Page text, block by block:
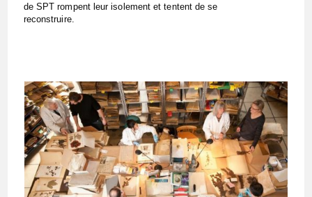
de SPT rompent leur isolement et tentent de se
reconstruire.